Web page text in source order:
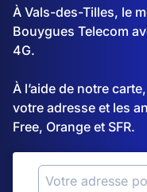
À Vals-des-Tilles, le
Bouygues Telecom
4G.
À l’aide de notre
votre adresse et les
Free, Orange et SFR.